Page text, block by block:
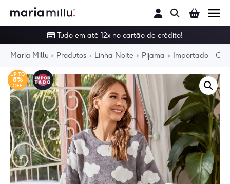
Tudo em até 12x no cartão de crédito!
Conjunto
Sutiã
Linha Noite
Body
Moda Praia
Maria Millu Produtos Linha Noite Pijama Importado -
UP TO
8%
OFF